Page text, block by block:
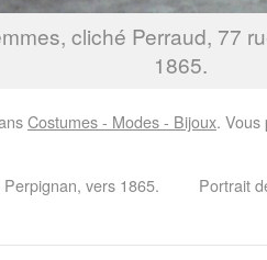
cliché Perraud, 77
1865.
Costumes - Modes - Bijoux.
vers 1865. Portrait